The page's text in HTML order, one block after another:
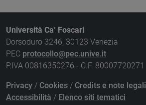
Università Ca’ Foscari
Dorsoduro 3246, 30123 Venezia
PEC protocollo@pec.unive.it
P.IVA 00816350276 - C.F. 80007720271
Privacy / Cookies / Credits e note legali
Accessibilità / Elenco siti tematici